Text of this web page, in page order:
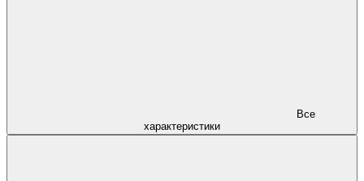
характеристики